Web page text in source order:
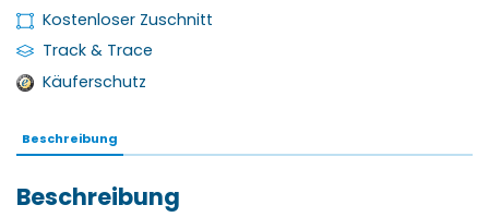
Kostenloser Zuschnitt
Track & Trace
Käuferschutz
Beschreibung
Beschreibung